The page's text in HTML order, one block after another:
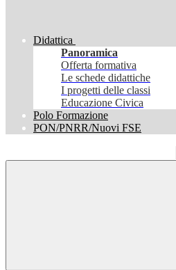
Didattica
Panoramica
Offerta formativa
Le schede didattiche
I progetti delle classi
Educazione Civica
Polo Formazione
PON/PNRR/Nuovi FSE